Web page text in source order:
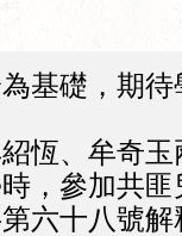
基礎，期
恆、牟奇玉
，參加共
六十八號